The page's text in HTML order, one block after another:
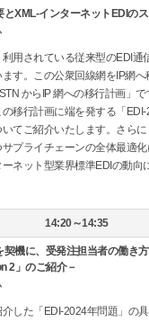
とXML-インターネットEDIの
用されている従来型のEDI通
す。この公衆回線網をIP網
からIP 網への移行計画」で
移行計画に端を発する「
てご紹介いたします。さら
プライチェーンの全体最適
ネット型業界標準EDIの動向
14:20～14:35
契機に、受発注担当者の働き
2」のご紹介－
した「EDI-2024年問題」の